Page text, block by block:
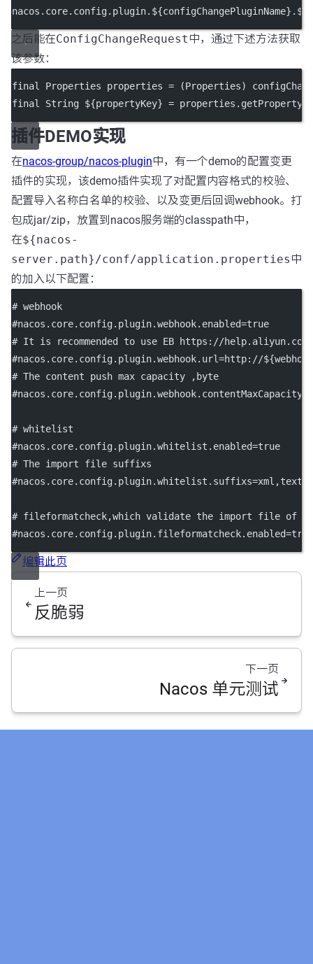
之后能在ConfigChangeRequest 中，通过下述方法获取
该参数：
final Properties properties = (Properties)
final
String ${propertyKey} = properties. getProperty
插件DEMO实现
在nacos-group/nacos-plugin中，有一个demo的配置变更
插件的实现，该demo插件实现了对配置内容格式的校验、
配置导入名称白名单的校验、以及变更后回调webhook。打
包成jar/zip，放置到nacos服务端的classpath中，
在${nacos-
server.path}/conf/application.properties 中
的加入以下配置：
# webhook
#nacos.core.config.plugin.webhook.enabled=true
# It is recommended to use EB https://help.aliyun.com/
#nacos.core.config.plugin.webhook.url=http://
# The content push max capacity ,byte
# whitelist
#nacos.core.config.plugin.whitelist.enabled=true
# The import file suffixs
# fileformatcheck,which validate the import file of
#nacos.core.config.plugin.fileformatcheck.enabled=true
编辑此页
上一页
反脆弱
下一页
Nacos 单元测试